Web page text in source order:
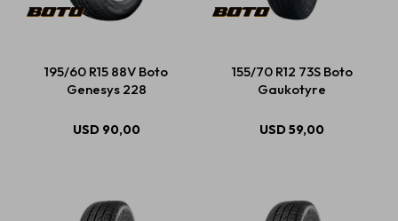
195/60 R15 88V Boto
Genesys 228
USD 90,00
155/70 R12 73S Boto
Gaukotyre
USD59,00